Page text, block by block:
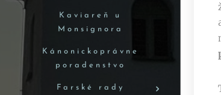
Kaviareň u
Monsignora
Kánonickoprávne
poradenstvo
Farské rady